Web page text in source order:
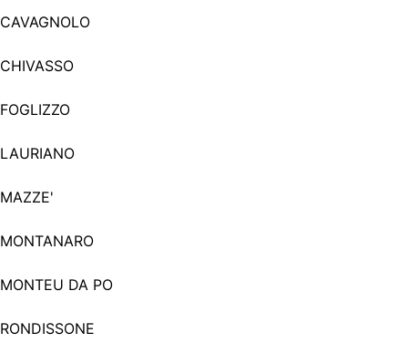
CAVAGNOLO
CHIVASSO
FOGLIZZO
LAURIANO
MAZZE'
MONTANARO
MONTEU DA PO
RONDISSONE